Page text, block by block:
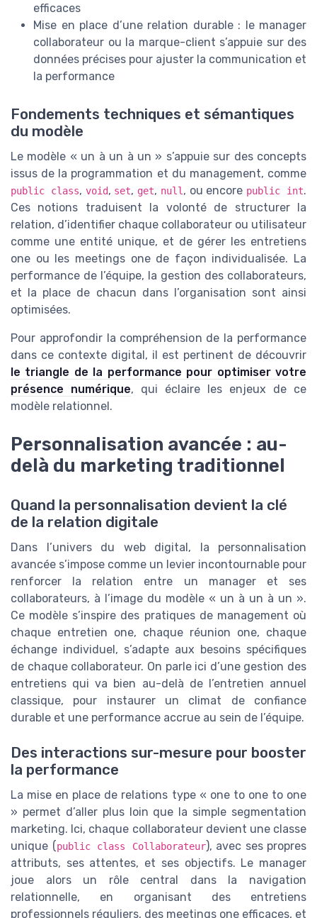
efficaces
Mise en place d’une relation durable : le manager
collaborateur ou la marque-client s’appuie sur des
données précises pour ajuster la communication et
la performance
Fondements techniques et sémantiques
du modèle
Le modèle « un à un à un » s’appuie sur des concepts
issus de la programmation et du management, comme
public class, void, set, get, null , ou encore public int.
Ces notions traduisent la volonté de structurer la
relation, d’identifier chaque collaborateur ou utilisateur
comme une entité unique, et de gérer les entretiens
one ou les meetings one de façon individualisée. La
performance de l’équipe, la gestion des collaborateurs,
et la place de chacun dans l’organisation sont ainsi
optimisées.
Pour approfondir la compréhension de la performance
dans ce contexte digital, il est pertinent de découvrir
le triangle de la performance pour optimiser votre
présence numérique, qui éclaire les enjeux de ce
modèle relationnel.
Personnalisation avancée : au-
delà du marketing traditionnel
Quand la personnalisation devient la clé
de la relation digitale
Dans l’univers du web digital, la personnalisation
avancée s’impose comme un levier incontournable pour
renforcer la relation entre un manager et ses
collaborateurs, à l’image du modèle « un à un à un ».
Ce modèle s’inspire des pratiques de management où
chaque entretien one, chaque réunion one, chaque
échange individuel, s’adapte aux besoins spécifiques
de chaque collaborateur. On parle ici d’une gestion des
entretiens qui va bien au-delà de l’entretien annuel
classique, pour instaurer un climat de confiance
durable et une performance accrue au sein de l’équipe.
Des interactions sur-mesure pour booster
la performance
La mise en place de relations type « one to one to one
» permet d’aller plus loin que la simple segmentation
marketing. Ici, chaque collaborateur devient une classe
unique (public class Collaborateur), avec ses propres
attributs, ses attentes, et ses objectifs. Le manager
joue alors un rôle central dans la navigation
relationnelle, en organisant des entretiens
professionnels réguliers, des meetings one efficaces, et